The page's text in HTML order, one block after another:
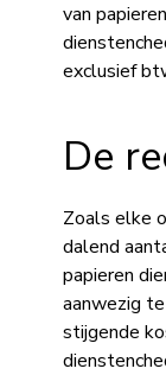
van
exclusief
De
Zoals elke
dalend
papieren
aanwezig
stijgende